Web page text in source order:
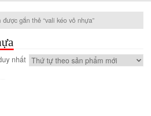
gắn thẻ “vali kéo vỏ nhựa”
nhất